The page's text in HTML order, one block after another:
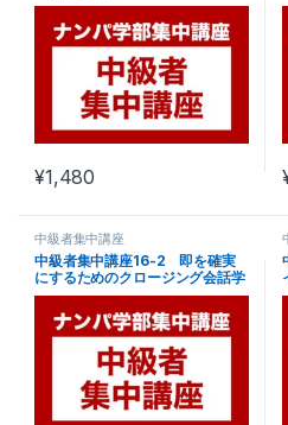
¥1,480
中級者集中講座
中級者集中講座16-2 即を確実
にするためのクロージング会話学
2